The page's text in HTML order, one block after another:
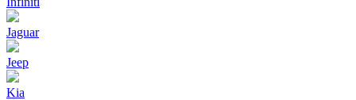
Jaguar
Jeep
Kia